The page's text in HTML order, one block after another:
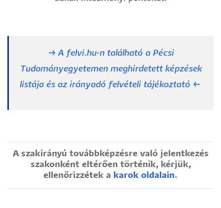
→ A felvi.hu-n található a Pécsi
Tudományegyetemen meghirdetett képzések
listája és az irányadó felvételi tájékoztató ←
A szakirányú továbbképzésre való jelentkezés
szakonként eltérően történik, kérjük,
ellenőrizzétek a karok oldalain.